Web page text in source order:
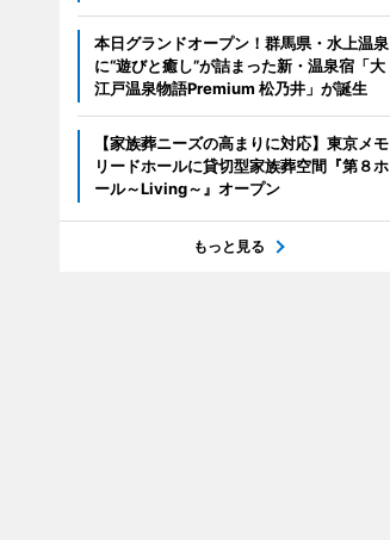
本日グランドオープン！群馬県・水上温泉
に“遊びと癒し”が詰まった新・温泉宿「大
江戸温泉物語Premium 松乃井」が誕生
【家族葬ニーズの高まりに対応】東京メモ
リードホールに貸切型家族葬空間『第８ホ
ール～Living～』オープン
もっと見る